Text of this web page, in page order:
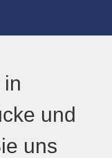
und
uns